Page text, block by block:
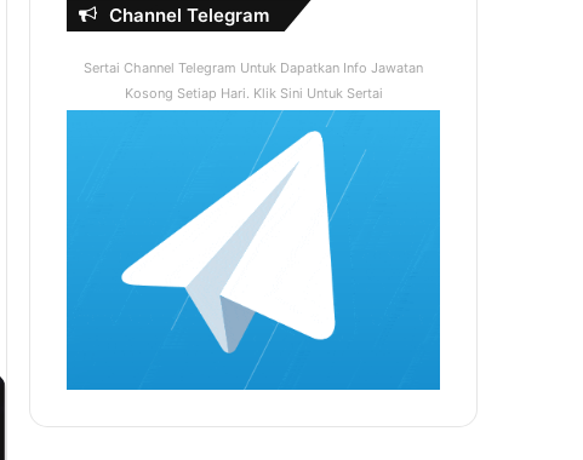
Channel Telegram
Sertai Channel Telegram Untuk Dapatkan Info Jawatan
Kosong Setiap Hari. Klik Sini Untuk Sertai